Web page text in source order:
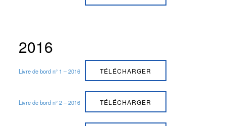
2016
Livre de bord n° 1 – 2016 TÉLÉCHARGER
Livre de bord n° 2 – 2016 TÉLÉCHARGER